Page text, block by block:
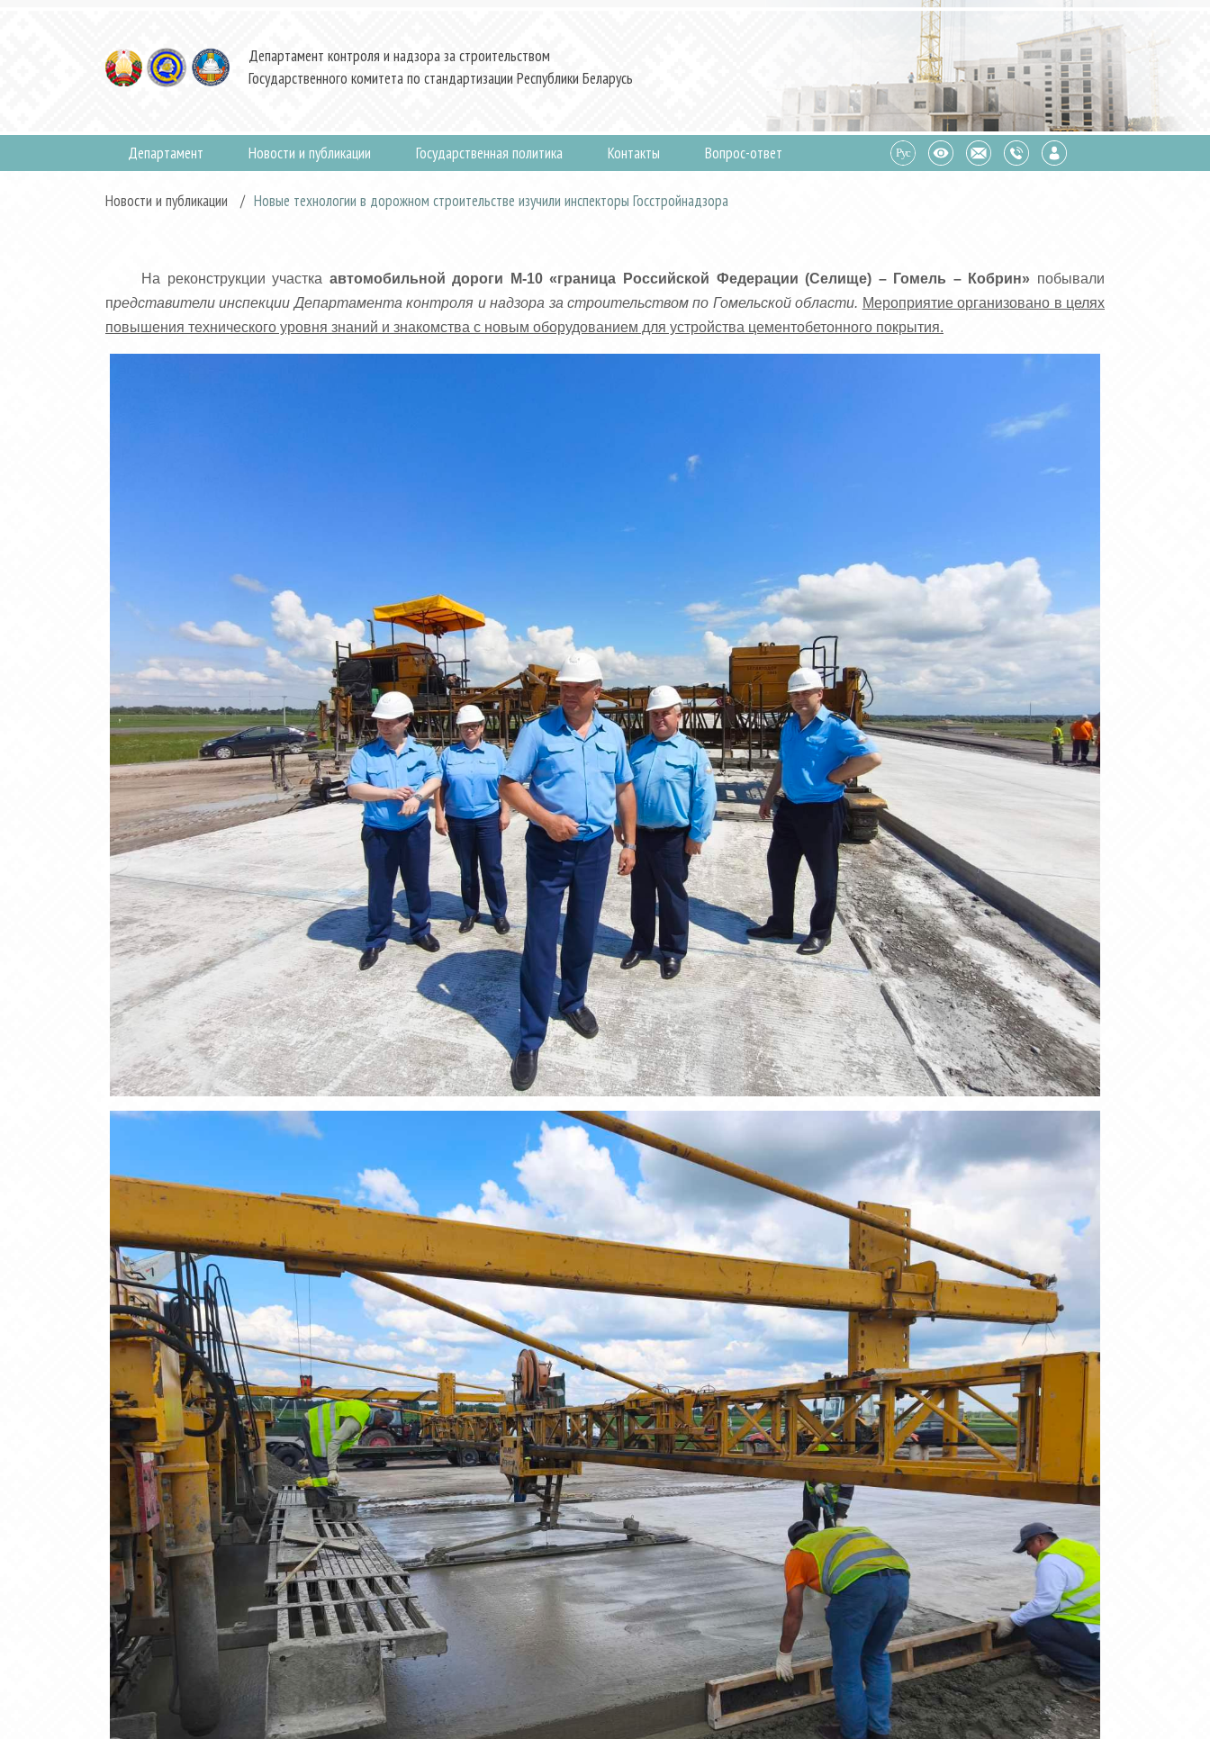
Департамент контроля и надзора за строительством
Государственного комитета по стандартизации Республики Беларусь
Департамент Новости и публикации Государственная политика Контакты Вопрос-ответ
Новости и публикации / Новые технологии в дорожном строительстве изучили инспекторы Госстройнадзора
На реконструкции участка автомобильной дороги М‑10 «граница Российской Федерации (Селище) – Гомель – Кобрин» побывали
представители инспекции Департамента контроля и надзора за строительством по Гомельской области. Мероприятие организовано в целях
повышения технического уровня знаний и знакомства с новым оборудованием для устройства цементобетонного покрытия.